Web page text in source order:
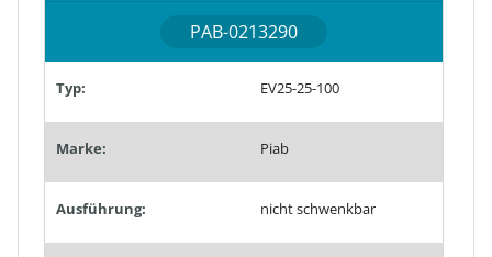
PAB-0213290
Typ: EV25-25-100
Marke: Piab
Ausführung: nicht schwenkbar